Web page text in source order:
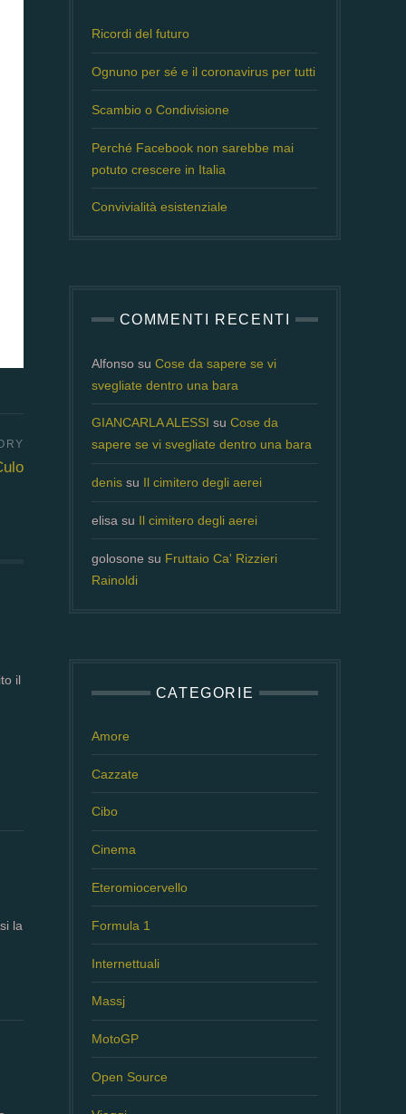
il
la
Ricordi del futuro
Ognuno per sé e il coronavirus per tutti
Scambio o Condivisione
Perché Facebook non sarebbe mai
potuto crescere in Italia
Convivialità esistenziale
COMMENTI RECENTI
Alfonso su Cose da sapere se vi
svegliate dentro una bara
GIANCARLA ALESSI su Cose da
sapere se vi svegliate dentro una bara
denis su Il cimitero degli aerei
elisa su Il cimitero degli aerei
golosone su Fruttaio Ca' Rizzieri
Rainoldi
CATEGORIE
Amore
Cazzate
Cibo
Cinema
Eteromiocervello
Formula 1
Internettuali
Massj
MotoGP
Open Source